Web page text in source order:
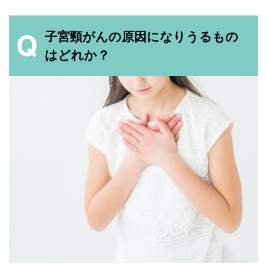
子宮頸がんの原因になりうるもの
はどれか？